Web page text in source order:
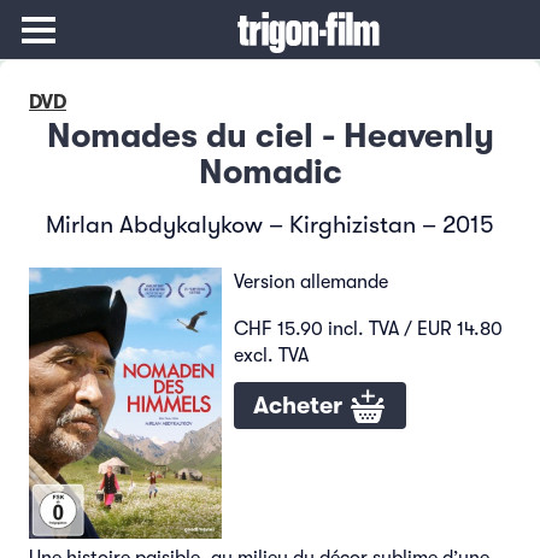
DVD
Nomades du ciel - Heavenly
Nomadic
Mirlan Abdykalykow – Kirghizistan – 2015
Version allemande
CHF 15.90 incl. TVA / EUR 14.80
excl. TVA
Acheter